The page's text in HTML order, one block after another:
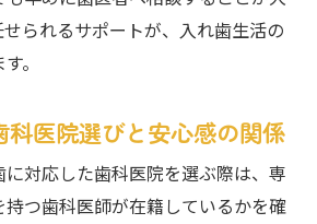
られるサポートが、入れ歯生活の
。
科医院選びと安心感の関係
対応した歯科医院を選ぶ際は、専
つ歯科医師が在籍しているかを確